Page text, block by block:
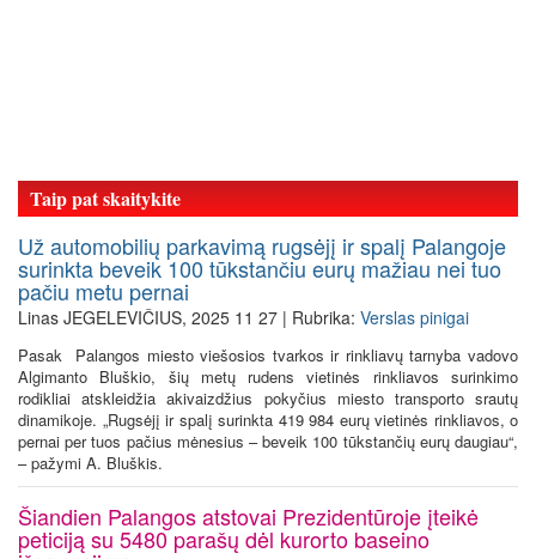
Taip pat skaitykite
Už automobilių parkavimą rugsėjį ir spalį Palangoje
surinkta beveik 100 tūkstančiu eurų mažiau nei tuo
pačiu metu pernai
Linas JEGELEVIČIUS, 2025 11 27 | Rubrika: Verslas pinigai
Pasak Palangos miesto viešosios tvarkos ir rinkliavų tarnyba vadovo
Algimanto Bluškio, šių metų rudens vietinės rinkliavos surinkimo
rodikliai atskleidžia akivaizdžius pokyčius miesto transporto srautų
dinamikoje. „Rugsėjį ir spalį surinkta 419 984 eurų vietinės rinkliavos, o
pernai per tuos pačius mėnesius – beveik 100 tūkstančių eurų daugiau“,
– pažymi A. Bluškis.
Šiandien Palangos atstovai Prezidentūroje įteikė
peticiją su 5480 parašų dėl kurorto baseino